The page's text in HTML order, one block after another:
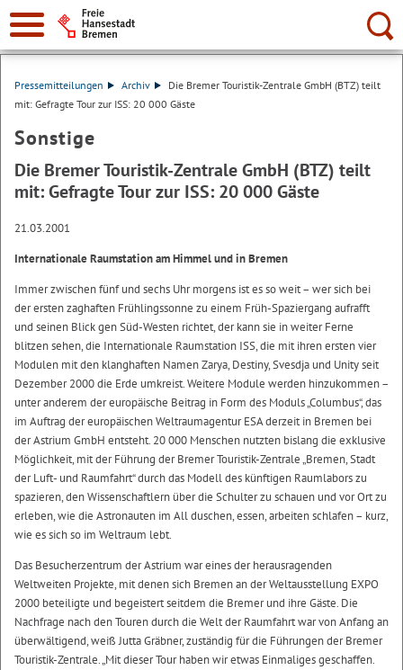
Suche:
Pressemitteilungen Archiv
Die Bremer Touristik-Zentrale GmbH (BTZ) teilt
mit: Gefragte Tour zur ISS: 20 000 Gäste
Sonstige
Die Bremer Touristik-Zentrale GmbH (BTZ) teilt
mit: Gefragte Tour zur ISS: 20 000 Gäste
21.03.2001
Internationale Raumstation am Himmel und in Bremen
Immer zwischen fünf und sechs Uhr morgens ist es so weit – wer sich bei
der ersten zaghaften Frühlingssonne zu einem Früh-Spaziergang aufrafft
und seinen Blick gen Süd-Westen richtet, der kann sie in weiter Ferne
blitzen sehen, die Internationale Raumstation ISS, die mit ihren ersten vier
Modulen mit den klanghaften Namen Zarya, Destiny, Svesdja und Unity seit
Dezember 2000 die Erde umkreist. Weitere Module werden hinzukommen –
unter anderem der europäische Beitrag in Form des Moduls „Columbus“, das
im Auftrag der europäischen Weltraumagentur ESA derzeit in Bremen bei
der Astrium GmbH entsteht. 20 000 Menschen nutzten bislang die exklusive
Möglichkeit, mit der Führung der Bremer Touristik-Zentrale „Bremen, Stadt
der Luft- und Raumfahrt“ durch das Modell des künftigen Raumlabors zu
spazieren, den Wissenschaftlern über die Schulter zu schauen und vor Ort zu
erleben, wie die Astronauten im All duschen, essen, arbeiten schlafen – kurz,
wie es sich so im Weltraum lebt.
Das Besucherzentrum der Astrium war eines der herausragenden
Weltweiten Projekte, mit denen sich Bremen an der Weltausstellung EXPO
2000 beteiligte und begeistert seitdem die Bremer und ihre Gäste. Die
Nachfrage nach den Touren durch die Welt der Raumfahrt war von Anfang an
überwältigend, weiß Jutta Gräbner, zuständig für die Führungen der Bremer
Touristik-Zentrale. „Mit dieser Tour haben wir etwas Einmaliges geschaffen.